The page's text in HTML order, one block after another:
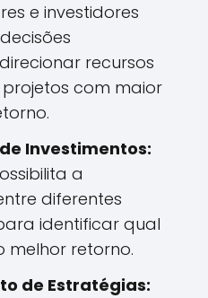
e investidores
recursos
com maior
Investimentos:
a
diferentes
identificar qual
melhor retorno.
de Estratégias: